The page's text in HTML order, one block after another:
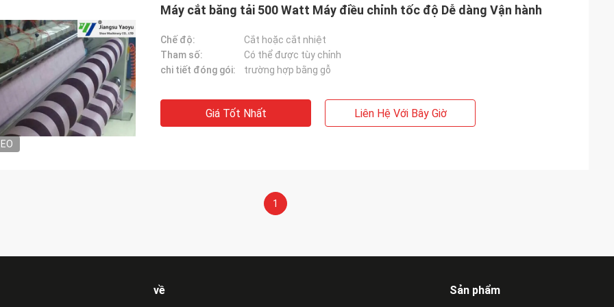
Máy cắt băng tải 500 Watt Máy điều chỉnh tốc độ Dễ dàng Vận hành
Chế độ:
Cắt hoặc cắt nhiệt
Tham số:
Có thể được tùy chỉnh
chi tiết đóng gói:
trường hợp bằng gỗ
Giá Tốt Nhất Liên Hệ Với Bây Giờ
1
về Sản phẩm